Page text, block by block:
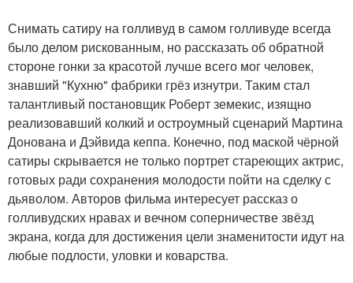
Снимать сатиру на голливуд в самом голливуде всегда
было делом рискованным, но рассказать об обратной
стороне гонки за красотой лучше всего мог человек,
знавший "Кухню" фабрики грёз изнутри. Таким стал
талантливый постановщик Роберт земекис, изящно
реализовавший колкий и остроумный сценарий Мартина
Донована и Дэйвида кеппа. Конечно, под маской чёрной
сатиры скрывается не только портрет стареющих актрис,
готовых ради сохранения молодости пойти на сделку с
дьяволом. Авторов фильма интересует рассказ о
голливудских нравах и вечном соперничестве звёзд
экрана, когда для достижения цели знаменитости идут на
любые подлости, уловки и коварства.